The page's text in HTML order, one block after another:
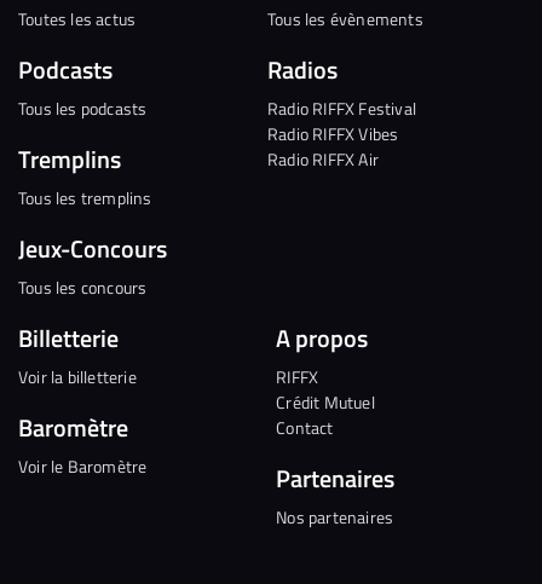
Toutes les actus
Podcasts
Tous les podcasts
Tremplins
Tous les tremplins
Jeux-Concours
Tous les concours
Tous les évènements
Radios
Radio RIFFX Festival
Radio RIFFX Vibes
Radio RIFFX Air
Billetterie
Voir la billetterie
Baromètre
Voir le Baromètre
A propos
RIFFX
Crédit Mutuel
Contact
Partenaires
Nos partenaires